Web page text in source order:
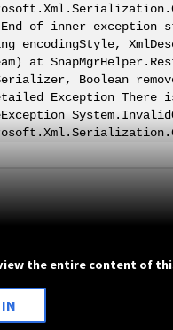
of inner exception
encodingStyle,
at
Boolean
Exception There
the entire content of